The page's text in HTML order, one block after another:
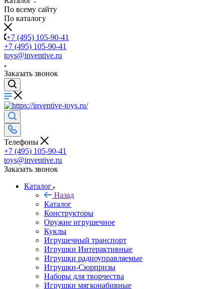
По всему сайту
По каталогу
+7 (495) 105-90-41
+7 (495) 105-90-41
toys@inventive.ru
Заказать звонок
Телефоны
+7 (495) 105-90-41
toys@inventive.ru
Заказать звонок
Каталог
Назад
Каталог
Конструкторы
Оружие игрушечное
Куклы
Игрушечный транспорт
Игрушки Интерактивные
Игрушки радиоуправляемые
Игрушки-Сюрпризы
Наборы для творчества
Игрушки мягконабивные